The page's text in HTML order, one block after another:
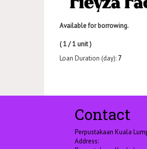
Available for borrowing.
( 1 / 1 unit )
Loan Duration (day): 7
Contact
Perpustakaan Kuala
Address: